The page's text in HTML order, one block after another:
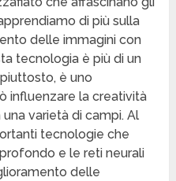
di più sulla
delle immagini con
tecnologia è più di un
è uno
influenzare la creatività
varietà di campi. Al
tecnologie che
e le reti neurali
delle